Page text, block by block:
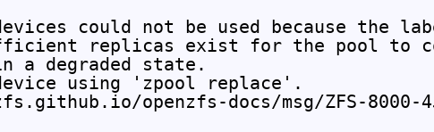
could not be used because the
replicas exist for the pool to
a degraded state.
using 'zpool replace'.
openzfs-docs/msg/ZFS-8000-